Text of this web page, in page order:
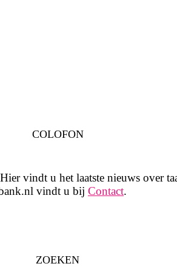
COLOFON
vindt u het laatste nieuws over
vindt u bij Contact.
ZOEKEN